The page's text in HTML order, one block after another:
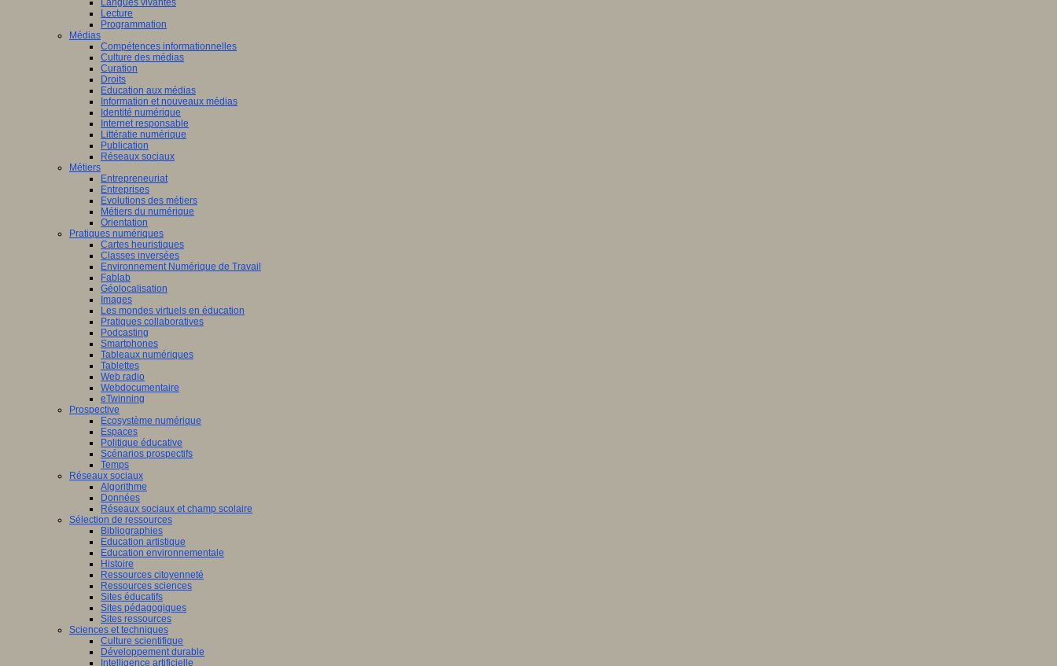
Langues vivantes
Lecture
Programmation
Médias
Compétences informationnelles
Culture des médias
Curation
Droits
Education aux médias
Information et nouveaux médias
Identité numérique
Internet responsable
Littératie numérique
Publication
Réseaux sociaux
Métiers
Entrepreneuriat
Entreprises
Evolutions des métiers
Métiers du numérique
Orientation
Pratiques numériques
Cartes heuristiques
Classes inversées
Environnement Numérique de Travail
Fablab
Géolocalisation
Images
Les mondes virtuels en éducation
Pratiques collaboratives
Podcasting
Smartphones
Tableaux numériques
Tablettes
Web radio
Webdocumentaire
eTwinning
Prospective
Ecosystème numérique
Espaces
Politique éducative
Scénarios prospectifs
Temps
Réseaux sociaux
Algorithme
Données
Réseaux sociaux et champ scolaire
Sélection de ressources
Bibliographies
Education artistique
Education environnementale
Histoire
Ressources citoyenneté
Ressources sciences
Sites éducatifs
Sites pédagogiques
Sites ressources
Sciences et techniques
Culture scientifique
Développement durable
Intelligence artificielle